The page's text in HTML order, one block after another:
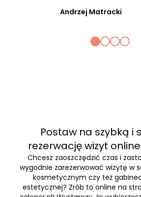
Andrzej Matracki
Postaw na szybką i
rezerwację wizyt
Chcesz zaoszczędzić czas i
wygodnie zarezerwować wizytę w
kosmetycznym czy też
estetycznej? Zrób to online na